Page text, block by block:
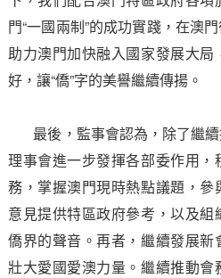
門“一國兩制”的成功實踐，在澳
助力澳門加快融入國家發展大
好，讓“僑”字的美譽繼續傳揚。
最後，監事會認為，除了繼續
理事會進一步發揮各部委作用
務，掌握澳門現時熱點議題，
意見提供特區政府參考，以及
僑界的聲音。再者，繼續發展
壯大愛國愛澳力量。繼續推動